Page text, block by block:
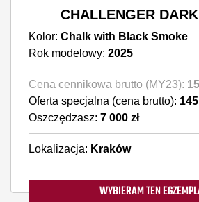
CHALLENGER
Kolor: Chalk with Black Smoke
Rok modelowy: 2025
Cena cennikowa brutto (MY23):
Oferta specjalna (cena brutto):
Oszczędzasz: 7 000 zł
Lokalizacja: Kraków
WYBIERAM TEN